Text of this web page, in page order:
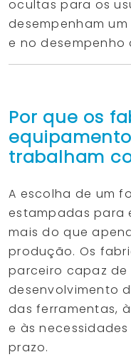
ocultas para os
desempenham
e no desempenho
Por que os
trabalham
A escolha de um
estampadas para
mais do que
produção. Os
parceiro capaz
desenvolvimento
das ferramentas,
e às
prazo.